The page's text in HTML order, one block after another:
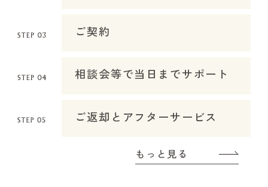
ご契約
相談会等で当日までサポート
ご返却とアフターサービス
もっと見る